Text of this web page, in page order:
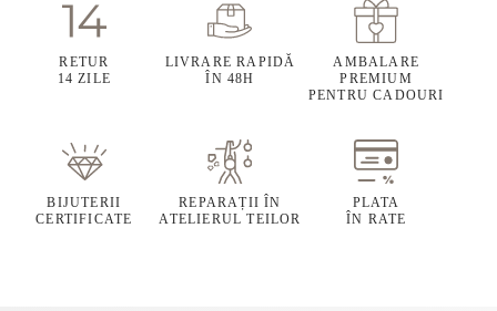
RETUR
14 ZILE
LIVRARE RAPIDĂ
ÎN 48H
AMBALARE
PREMIUM
PENTRU CADOURI
BIJUTERII
CERTIFICATE
REPARAȚII ÎN
ATELIERUL TEILOR
PLATA
ÎN RATE